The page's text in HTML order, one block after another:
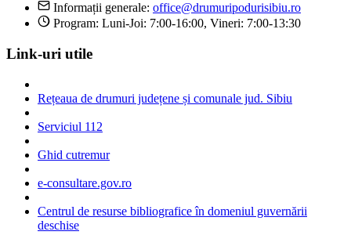
Informații generale: office@drumuripodurisibiu.ro
Program: Luni-Joi: 7:00-16:00, Vineri: 7:00-13:30
Link-uri utile
Rețeaua de drumuri județene și comunale jud. Sibiu
Serviciul 112
Ghid cutremur
e-consultare.gov.ro
Centrul de resurse bibliografice în domeniul guvernării
deschise